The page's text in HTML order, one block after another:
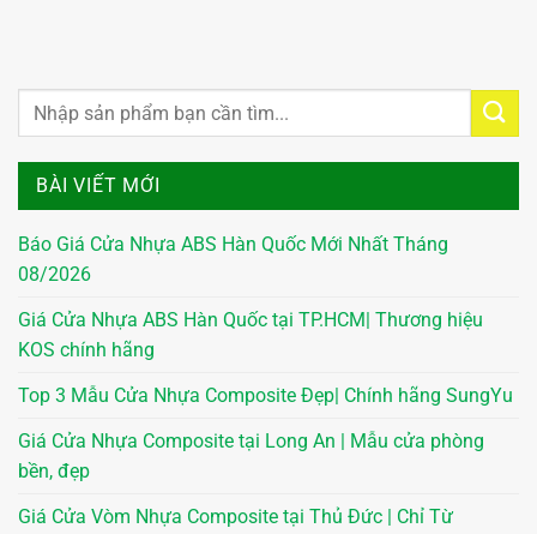
BÀI VIẾT MỚI
Báo Giá Cửa Nhựa ABS Hàn Quốc Mới Nhất Tháng
08/2026
Giá Cửa Nhựa ABS Hàn Quốc tại TP.HCM| Thương hiệu
KOS chính hãng
Top 3 Mẫu Cửa Nhựa Composite Đẹp| Chính hãng SungYu
Giá Cửa Nhựa Composite tại Long An | Mẫu cửa phòng
bền, đẹp
Giá Cửa Vòm Nhựa Composite tại Thủ Đức | Chỉ Từ